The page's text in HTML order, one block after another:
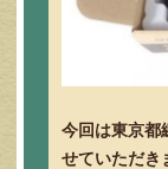
今回は東京都
せていただき